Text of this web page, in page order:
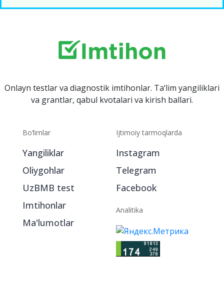
Onlayn testlar va diagnostik imtihonlar. Ta‘lim yangiliklari
va grantlar, qabul kvotalari va kirish ballari.
Bo‘limlar
Yangiliklar
Oliygohlar
UzBMB test
Imtihonlar
Ma'lumotlar
Ijtimoiy tarmoqlarda
Instagram
Telegram
Facebook
Analitika